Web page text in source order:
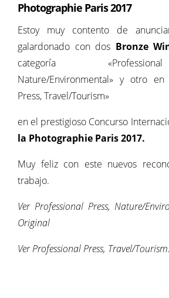
Photographie Paris2017
Estoy muy contento de
galardonado con dos Bronze
categoría
Nature/Environmental» y otro en
Press, Travel/Tourism»
en el prestigioso Concurso
la Photographie Paris2017.
Muy feliz con este nuevos
trabajo.
Ver Professional Press, Nature/
Original
Ver Professional Press, Travel/